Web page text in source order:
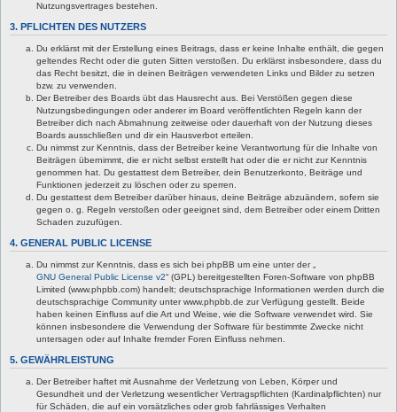
Nutzungsvertrages bestehen.
3. PFLICHTEN DES NUTZERS
Du erklärst mit der Erstellung eines Beitrags, dass er keine Inhalte enthält, die gegen
geltendes Recht oder die guten Sitten verstoßen. Du erklärst insbesondere, dass du
das Recht besitzt, die in deinen Beiträgen verwendeten Links und Bilder zu setzen
bzw. zu verwenden.
Der Betreiber des Boards übt das Hausrecht aus. Bei Verstößen gegen diese
Nutzungsbedingungen oder anderer im Board veröffentlichten Regeln kann der
Betreiber dich nach Abmahnung zeitweise oder dauerhaft von der Nutzung dieses
Boards ausschließen und dir ein Hausverbot erteilen.
Du nimmst zur Kenntnis, dass der Betreiber keine Verantwortung für die Inhalte von
Beiträgen übernimmt, die er nicht selbst erstellt hat oder die er nicht zur Kenntnis
genommen hat. Du gestattest dem Betreiber, dein Benutzerkonto, Beiträge und
Funktionen jederzeit zu löschen oder zu sperren.
Du gestattest dem Betreiber darüber hinaus, deine Beiträge abzuändern, sofern sie
gegen o. g. Regeln verstoßen oder geeignet sind, dem Betreiber oder einem Dritten
Schaden zuzufügen.
4. GENERAL PUBLIC LICENSE
Du nimmst zur Kenntnis, dass es sich bei phpBB um eine unter der „
GNU General Public License v2“ (GPL) bereitgestellten Foren-Software von phpBB
Limited (www.phpbb.com) handelt; deutschsprachige Informationen werden durch die
deutschsprachige Community unter www.phpbb.de zur Verfügung gestellt. Beide
haben keinen Einfluss auf die Art und Weise, wie die Software verwendet wird. Sie
können insbesondere die Verwendung der Software für bestimmte Zwecke nicht
untersagen oder auf Inhalte fremder Foren Einfluss nehmen.
5. GEWÄHRLEISTUNG
Der Betreiber haftet mit Ausnahme der Verletzung von Leben, Körper und
Gesundheit und der Verletzung wesentlicher Vertragspflichten (Kardinalpflichten) nur
für Schäden, die auf ein vorsätzliches oder grob fahrlässiges Verhalten